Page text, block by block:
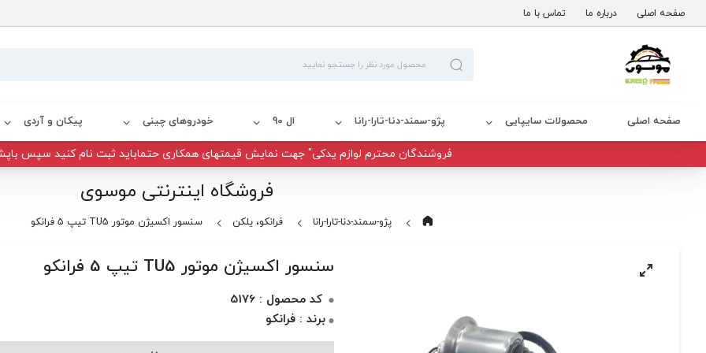
صفحه اصلی درباره ما تماس با ما
صفحه اصلی محصولات سایپایی پژو-سمند-دنا-تارا-رانا ال 90 خودروهای چینی پیکان و آردی
فروشندگان محترم لوازم یدکی" جهت نمایش قیمتهای همکاری حتماباید ثبت نام کنید سپس
فروشگاه اینترنتی موسوی
پژو-سمند-دنا-تارا-رانا فرانکو، یلکن سنسور اکسیژن موتور TU5 تیپ 5 فرانکو
سنسور اکسیژن موتور TU5 تیپ 5 فرانکو
کد محصول : 5176
برند : فرانکو